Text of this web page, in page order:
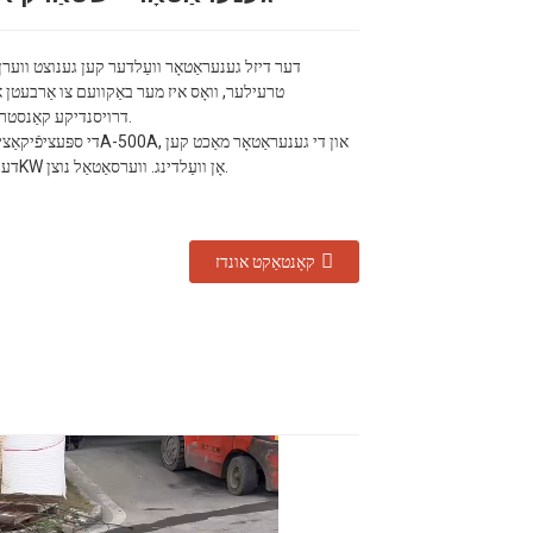
דער דיזל גענעראַטאָר וועַלדער קען גענוצט
טרעילער, וואָס איז מער באַקוועם צו אַרבעטן
קאָנטאַקט אונדז